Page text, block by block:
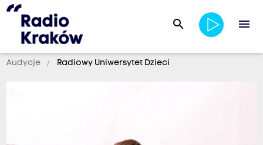
search menu
Audycje Radiowy Uniwersytet Dzieci